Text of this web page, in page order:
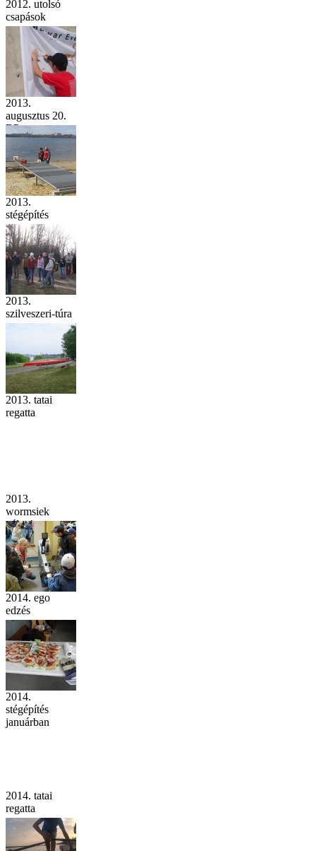
2012. utolsó
csapások
2013.
augusztus 20.
BP.
2013.
stégépítés
2013.
szilveszeri-túra
2013. tatai
regatta
2013.
wormsiek
nálunk
2014. ego
edzés
2014.
stégépítés
januárban
2014. tatai
regatta